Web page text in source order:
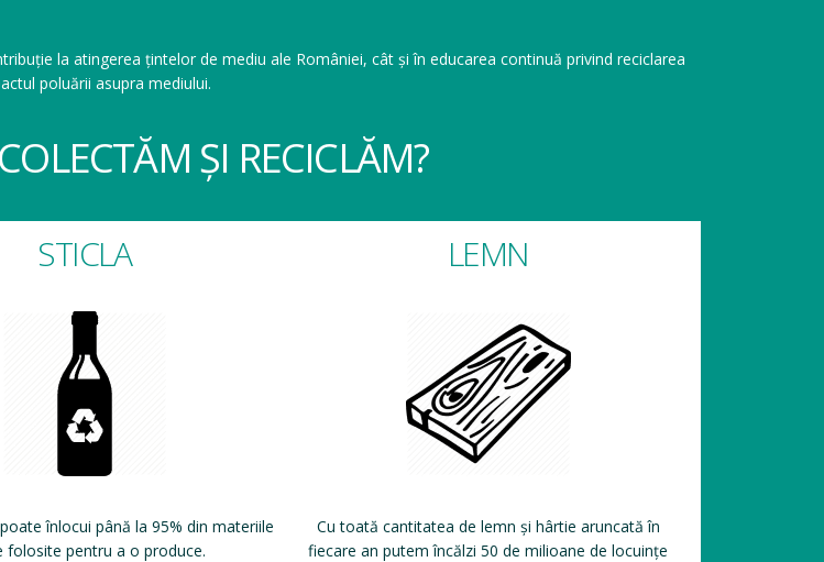
la atingerea țintelor de mediu ale României, cât și în educarea continuă privind reciclarea
poluării asupra mediului.
ȘI RECICLĂM?
STICLA
înlocui până la 95% din materiile
folosite pentru a o produce.
LEMN
Cu toată cantitatea de lemn și hârtie aruncată în
fiecare an putem încălzi 50 de milioane de locuințe